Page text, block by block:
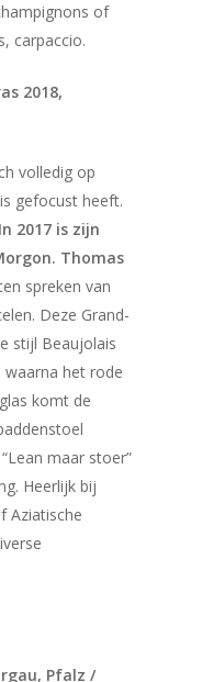
of
carpaccio.
2018,
volledig op
gefocust heeft.
In 2017 is zijn
Thomas
spreken van
Deze Grand-
stijl Beaujolais
het rode
komt de
maar stoer”
Heerlijk bij
Aziatische
Pfalz /